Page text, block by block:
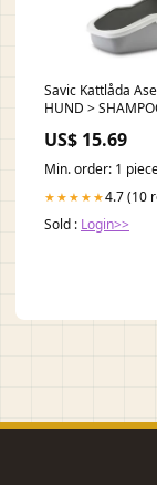
Savic Kattlåda
HUND >
US$ 15.69
Min. order: 1
★★★★★4.7 (10
Sold : Login>>